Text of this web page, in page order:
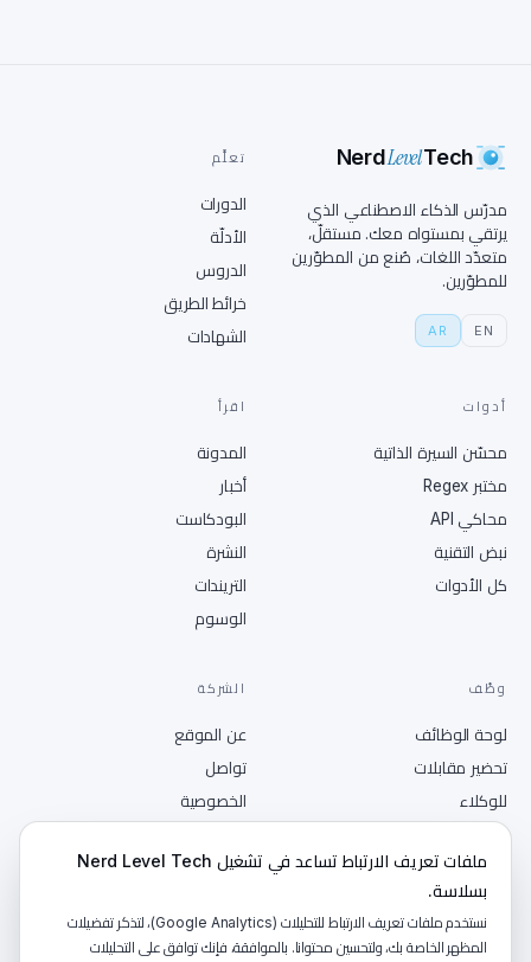
NerdLevelTech
مدرّس الذكاء الاصطناعي الذي
يرتقي بمستواه معك. مستقلّ،
متعدّد اللغات، صُنع من المطوّرين
للمطوّرين.
EN
AR
تعلَّم
الدورات
الأدلّة
الدروس
خرائط الطريق
الشهادات
أدوات
محسّن السيرة الذاتية
مختبر Regex
محاكي API
نبض التقنية
كل الأدوات
اقرأ
المدونة
أخبار
البودكاست
النشرة
التريندات
الوسوم
وظّف
لوحة الوظائف
تحضير مقابلات
للوكلاء
انشر وظيفة
الشركة
عن الموقع
تواصل
الخصوصية
RSS ملفات تعريف الارتباط تساعد في تشغيل Nerd Level Tech
بسلاسة.
نستخدم ملفات تعريف الارتباط للتحليلات (Google Analytics)، لتذكر تفضيلات
المظهر الخاصة بك، ولتحسين محتوانا. بالموافقة، فإنك توافق على التحليلات